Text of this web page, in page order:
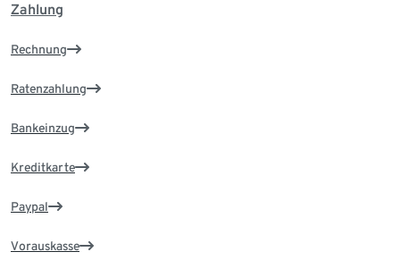
Zahlung
Rechnung
Ratenzahlung
Bankeinzug
Kreditkarte
Paypal
Vorauskasse